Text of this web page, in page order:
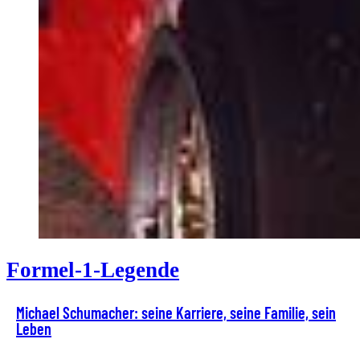
Formel-1-Legende
Michael Schumacher: seine Karriere, seine Familie, sein
Leben